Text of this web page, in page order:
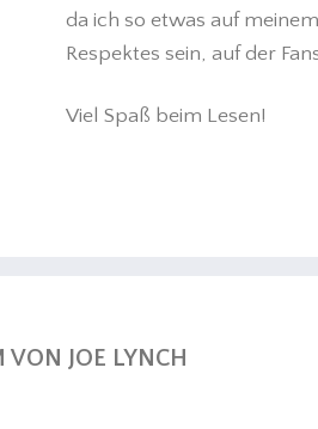
da ich so etwas auf
Respektes sein, auf der
Viel Spaß beim Lesen!
JOE LYNCH